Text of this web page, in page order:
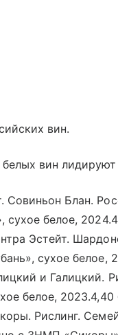
вин.
вин лидируют
Совиньон Блан.
сухое белое,
Эстейт.
сухое белое,
и Галицкий.
белое, 2023.4,40
Рислинг.